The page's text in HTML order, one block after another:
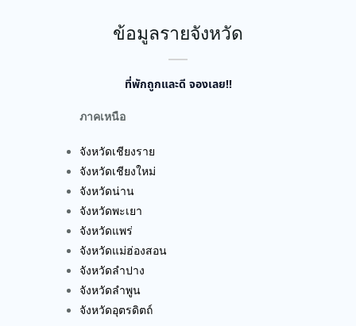
ข้อมูลรายจังหวัด
ที่พักถูกและดี จองเลย!!
ภาคเหนือ
จังหวัดเชียงราย
จังหวัดเชียงใหม่
จังหวัดน่าน
จังหวัดพะเยา
จังหวัดแพร่
จังหวัดแม่ฮ่องสอน
จังหวัดลำปาง
จังหวัดลำพูน
จังหวัดอุตรดิตถ์